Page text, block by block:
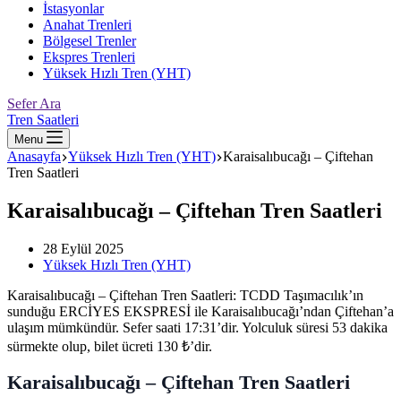
İstasyonlar
Anahat Trenleri
Bölgesel Trenler
Ekspres Trenleri
Yüksek Hızlı Tren (YHT)
Sefer Ara
Tren Saatleri
Menu
Anasayfa Yüksek Hızlı Tren (YHT) Karaisalıbucağı – Çiftehan
Tren Saatleri
Karaisalıbucağı – Çiftehan Tren Saatleri
28 Eylül 2025
Yüksek Hızlı Tren (YHT)
Karaisalıbucağı – Çiftehan Tren Saatleri: TCDD Taşımacılık’ın
sunduğu ERCİYES EKSPRESİ ile Karaisalıbucağı’ndan Çiftehan’a
ulaşım mümkündür. Sefer saati 17:31’dir. Yolculuk süresi 53 dakika
sürmekte olup, bilet ücreti 130 ₺’dir.
Karaisalıbucağı – Çiftehan Tren Saatleri